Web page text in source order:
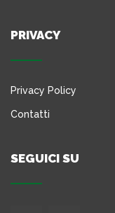
PRIVACY
Privacy Policy
Contatti
SEGUICI SU